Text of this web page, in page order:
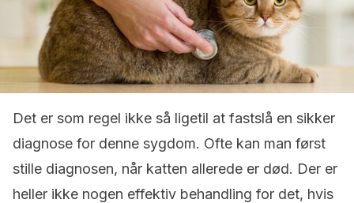
Det er som regel ikke så ligetil at fastslå en sikker
diagnose for denne sygdom. Ofte kan man først
stille diagnosen, når katten allerede er død. Der er
heller ikke nogen effektiv behandling for det, hvis